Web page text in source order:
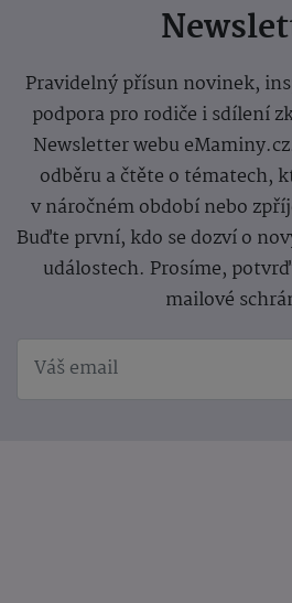
Pravidelný přísun novinek,
podpora pro rodiče i sdílení
Newsletter webu
odběru a čtěte o tématech,
v náročném období nebo
Buďte první, kdo se dozví o
událostech. Prosíme,
mailové